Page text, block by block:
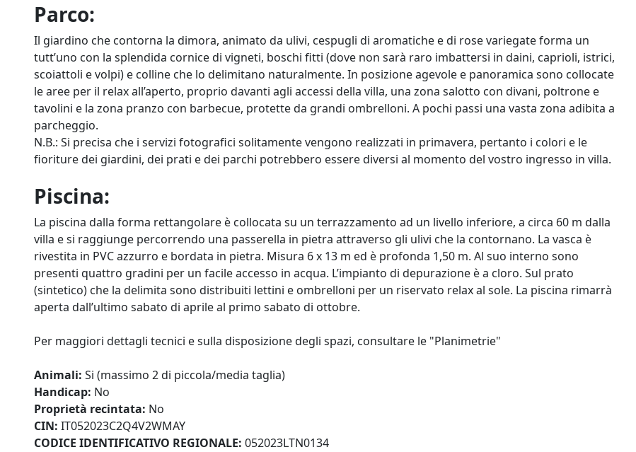
Parco:
Il giardino che contorna la dimora, animato da ulivi, cespugli di aromatiche e di rose variegate forma un
tutt’uno con la splendida cornice di vigneti, boschi fitti (dove non sarà raro imbattersi in daini, caprioli, istrici,
scoiattoli e volpi) e colline che lo delimitano naturalmente. In posizione agevole e panoramica sono collocate
le aree per il relax all’aperto, proprio davanti agli accessi della villa, una zona salotto con divani, poltrone e
tavolini e la zona pranzo con barbecue, protette da grandi ombrelloni. A pochi passi una vasta zona adibita a
parcheggio.
N.B.: Si precisa che i servizi fotografici solitamente vengono realizzati in primavera, pertanto i colori e le
fioriture dei giardini, dei prati e dei parchi potrebbero essere diversi al momento del vostro ingresso in villa.
Piscina:
La piscina dalla forma rettangolare è collocata su un terrazzamento ad un livello inferiore, a circa 60 m dalla
villa e si raggiunge percorrendo una passerella in pietra attraverso gli ulivi che la contornano. La vasca è
rivestita in PVC azzurro e bordata in pietra. Misura 6 x 13 m ed è profonda 1,50 m. Al suo interno sono
presenti quattro gradini per un facile accesso in acqua. L’impianto di depurazione è a cloro. Sul prato
(sintetico) che la delimita sono distribuiti lettini e ombrelloni per un riservato relax al sole. La piscina rimarrà
aperta dall’ultimo sabato di aprile al primo sabato di ottobre.
Per maggiori dettagli tecnici e sulla disposizione degli spazi, consultare le "Planimetrie"
Animali: Si (massimo 2 di piccola/media taglia)
Handicap: No
Proprietà recintata: No
CIN: IT052023C2Q4V2WMAY
CODICE IDENTIFICATIVO REGIONALE: 052023LTN0134